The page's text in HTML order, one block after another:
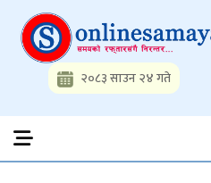
content
Onlinesamaya.com
Nepal News Portal, Business,
Politics, Science, Technology,
Watch, Movies
२०८३ साउन २४ गते